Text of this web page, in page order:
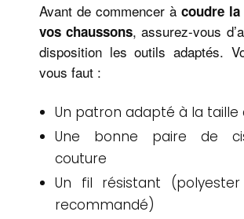
Avant de commencer à coudre la
vos chaussons, assurez-vous
disposition les outils adaptés.
vous faut :
Un patron adapté à la taille
Une bonne paire de
couture
Un fil résistant
recommandé)